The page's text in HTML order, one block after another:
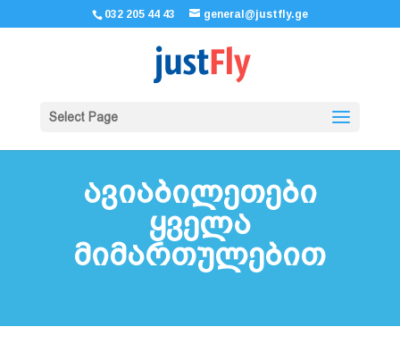
032 205 44 43 general@justfly.ge
Select Page
ავიაბილეთები
ყველა
მიმართულებით